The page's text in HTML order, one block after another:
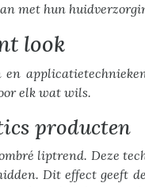
met hun
look
elk wat wils.
producten
liptrend. Deze
Dit effect geeft